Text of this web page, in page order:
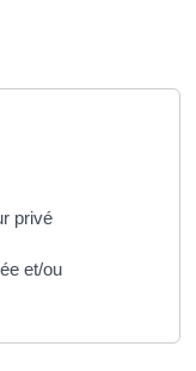
privé
et/ou